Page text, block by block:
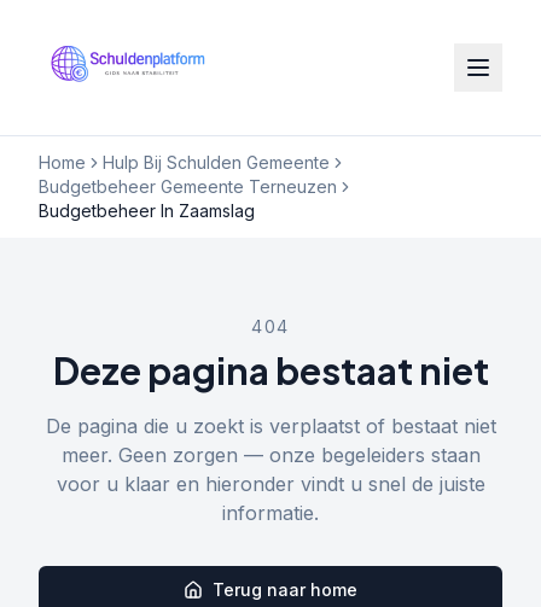
Home
Hulp Bij Schulden Gemeente
Budgetbeheer Gemeente Terneuzen
Budgetbeheer In Zaamslag
404
Deze pagina bestaat niet
De pagina die u zoekt is verplaatst of bestaat niet
meer. Geen zorgen — onze begeleiders staan
voor u klaar en hieronder vindt u snel de juiste
informatie.
Terug naar home